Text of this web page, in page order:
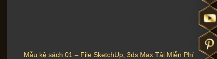
Mẫu kệ sách 01 – File SketchUp, 3ds Max Tải Miễn Phí